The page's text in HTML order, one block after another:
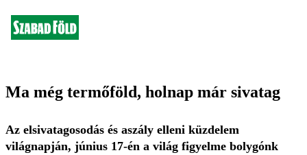
Ma még termőföld, holnap már sivatag
Az elsivatagosodás és aszály elleni küzdelem
világnapján, június 17-én a világ figyelme bolygónk